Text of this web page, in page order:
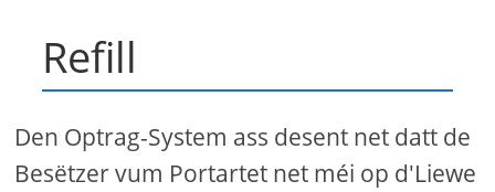
Refill
Den Optrag-System ass desent net datt de
Besëtzer vum Portartet net méi op d'Liewe